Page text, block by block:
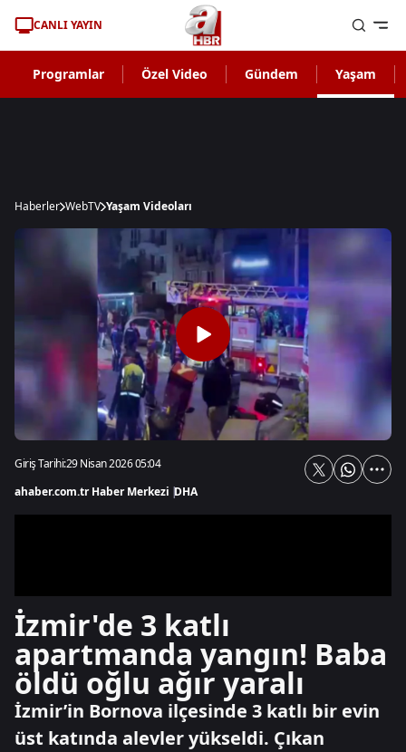
CANLI YAYIN
Programlar Özel Video Gündem Yaşam
Haberler WebTV Yaşam Videoları
Giriş Tarihi:29 Nisan 2026 05:04
ahaber.com.tr Haber Merkezi |DHA
İzmir'de 3 katlı
apartmanda yangın! Baba
öldü oğlu ağır yaralı
İzmir’in Bornova ilçesinde 3 katlı bir evin
üst katında alevler yükseldi. Çıkan